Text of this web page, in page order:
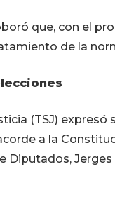
que, con el
de la
(TSJ)
a la
Diputados,